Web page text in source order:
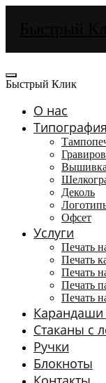
Быстрый Клик
О нас
Типография
Вышивка
Деколь
Офсет
Услуги
Печать
Печать
Печать
Печать
Печать
Карандаши
Стаканы с
Ручки
Блокноты